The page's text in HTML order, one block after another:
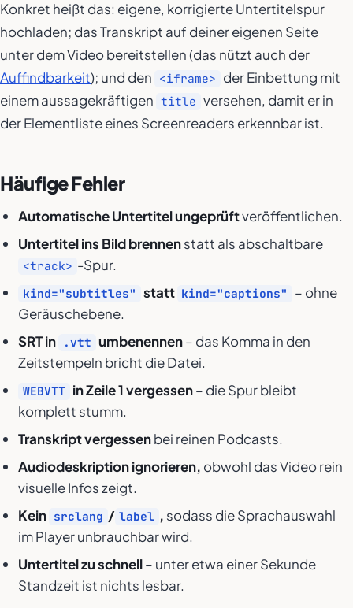
Konkret heißt das: eigene, korrigierte Untertitelspur
hochladen; das Transkript auf deiner eigenen Seite
unter dem Video bereitstellen (das nützt auch der
Auffindbarkeit); und den <iframe> der Einbettung mit
einem aussagekräftigen title versehen, damit er in
der Elementliste eines Screenreaders erkennbar ist.
Häufige Fehler
Automatische Untertitel ungeprüftveröffentlichen.
Untertitel ins Bild brennenstatt als abschaltbare
<track> -Spur.
kind="subtitles" statt kind="captions"
– ohne
Geräuschebene.
SRT in
.vtt umbenennen– das Komma in den
Zeitstempeln bricht die Datei.
WEBVTT in Zeile 1 vergessen– die Spur bleibt
komplett stumm.
Transkript vergessenbei reinen Podcasts.
Audiodeskription ignorieren, obwohl das Video rein
visuelle Infos zeigt.
Kein srclang / label , sodass die Sprachauswahl
im Player unbrauchbar wird.
Untertitel zu schnell– unter etwa einer Sekunde
Standzeit ist nichts lesbar.